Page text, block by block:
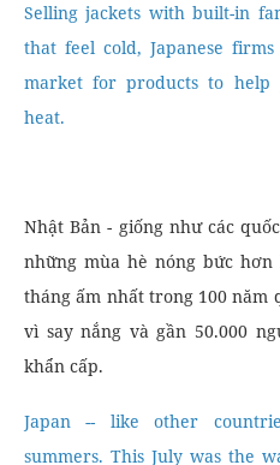
Selling jackets with built-in
that feel cold, Japanese
market for products to help
heat.
Nhật Bản - giống như các
những mùa hè nóng bức
tháng ấm nhất trong 100 năm
vì say nắng và gần 50.000
khẩn cấp.
Japan -- like other
summers. This July was the